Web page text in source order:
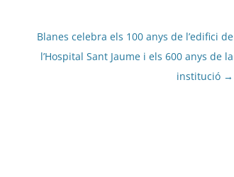
Blanes celebra els 100 anys de l’edifici de
l’Hospital Sant Jaume i els 600 anys de la
institució →